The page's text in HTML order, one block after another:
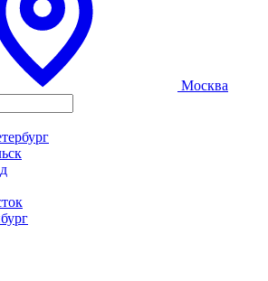
Москва